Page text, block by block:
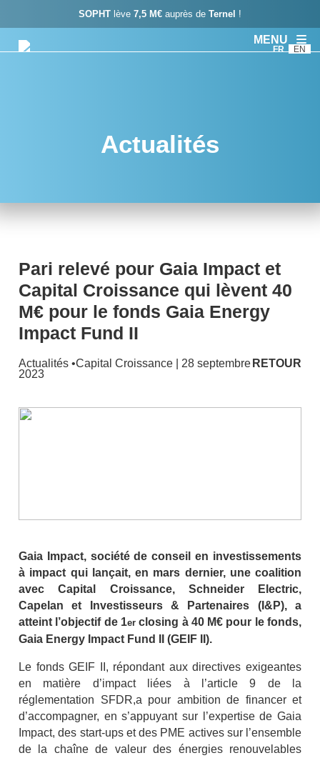
SOPHT lève 7,5 M€ auprès de Ternel !
FR EN
MENU
Actualités
Pari relevé pour Gaia Impact et
Capital Croissance qui lèvent 40
M€ pour le fonds Gaia Energy
Impact Fund II
Actualités •Capital Croissance | 28 septembre
2023
RETOUR
Gaia Impact, société de conseil en investissements
à impact qui lançait, en mars dernier, une coalition
avec Capital Croissance, Schneider Electric,
Capelan et Investisseurs & Partenaires (I&P), a
atteint l’objectif de 1erclosing à 40 M€ pour le fonds,
Gaia Energy Impact Fund II (GEIF II).
Le fonds GEIF II, répondant aux directives exigeantes
en matière d’impact liées à l’article 9 de la
réglementation SFDR,a pour ambition de financer et
d’accompagner, en s’appuyant sur l’expertise de Gaia
Impact, des start-ups et des PME actives sur l’ensemble
de la chaîne de valeur des énergies renouvelables